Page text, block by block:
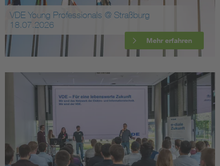
VDE Young Professionals @ Straßburg
18.07.2026
Mehr erfahren